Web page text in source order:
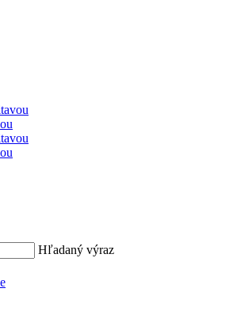
Hľadaný výraz